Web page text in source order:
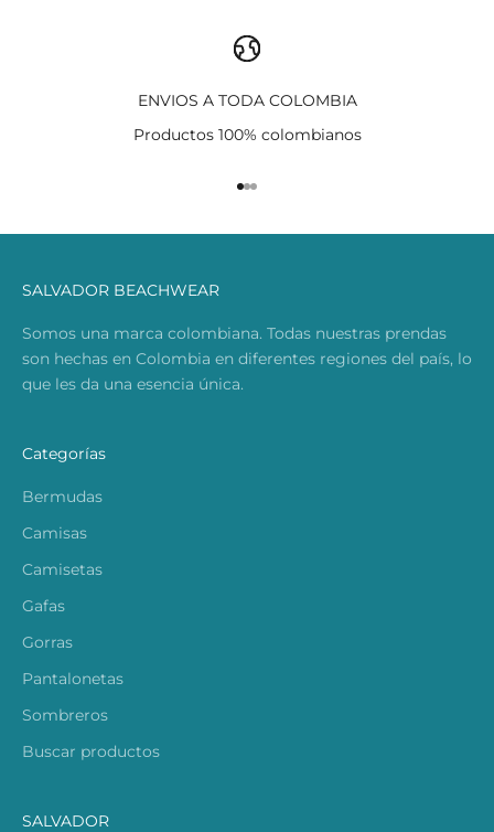
ENVIOS A TODA COLOMBIA
Productos 100% colombianos
Ir al artículo 1
Ir al artículo 2
Ir al artículo 3
SALVADOR BEACHWEAR
Somos una marca colombiana. Todas nuestras prendas
son hechas en Colombia en diferentes regiones del país, lo
que les da una esencia única.
Categorías
Bermudas
Camisas
Camisetas
Gafas
Gorras
Pantalonetas
Sombreros
Buscar productos
SALVADOR